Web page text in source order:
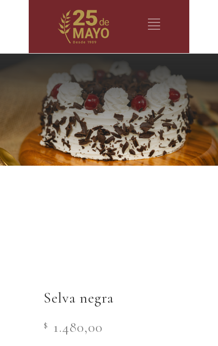
Selva negra
$ 1.480,00